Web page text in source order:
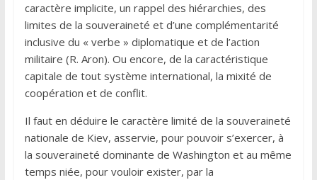
caractère implicite, un rappel des hiérarchies, des
limites de la souveraineté et d’une complémentarité
inclusive du « verbe » diplomatique et de l’action
militaire (R. Aron). Ou encore, de la caractéristique
capitale de tout système international, la mixité de
coopération et de conflit.
Il faut en déduire le caractère limité de la souveraineté
nationale de Kiev, asservie, pour pouvoir s’exercer, à
la souveraineté dominante de Washington et au même
temps niée, pour vouloir exister, par la